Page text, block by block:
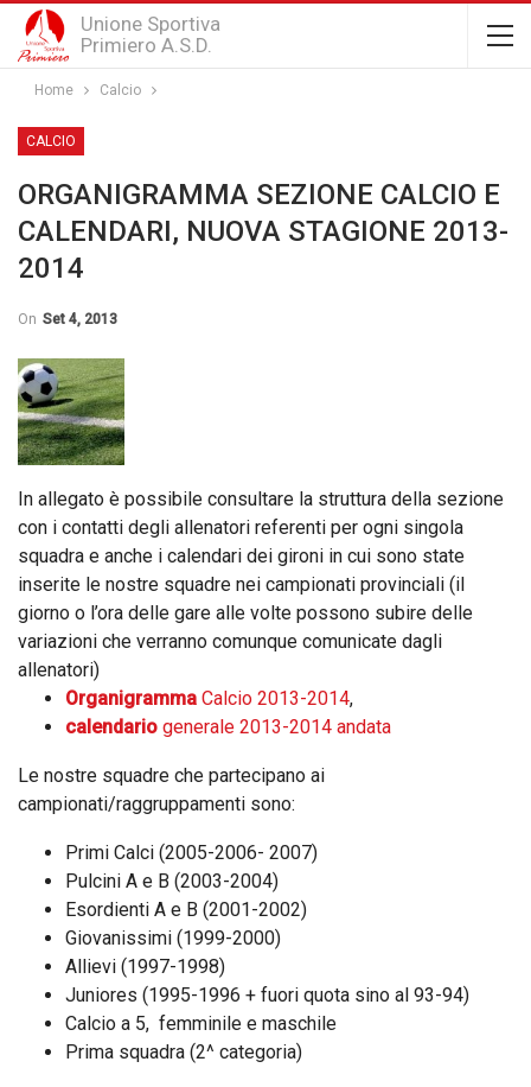
Unione Sportiva
Primiero A.S.D.
Home Calcio
CALCIO
ORGANIGRAMMA SEZIONE CALCIO E
CALENDARI, NUOVA STAGIONE 2013-
2014
On Set 4, 2013
In allegato è possibile consultare la struttura della sezione
con i contatti degli allenatori referenti per ogni singola
squadra e anche i calendari dei gironi in cui sono state
inserite le nostre squadre nei campionati provinciali (il
giorno o l’ora delle gare alle volte possono subire delle
variazioni che verranno comunque comunicate dagli
allenatori)
Organigramma Calcio 2013-2014,
calendario generale 2013-2014 andata
Le nostre squadre che partecipano ai
campionati/raggruppamenti sono:
Primi Calci (2005-2006- 2007)
Pulcini A e B (2003-2004)
Esordienti A e B (2001-2002)
Giovanissimi (1999-2000)
Allievi (1997-1998)
Juniores (1995-1996 + fuori quota sino al 93-94)
Calcio a 5, femminile e maschile
Prima squadra (2^ categoria)